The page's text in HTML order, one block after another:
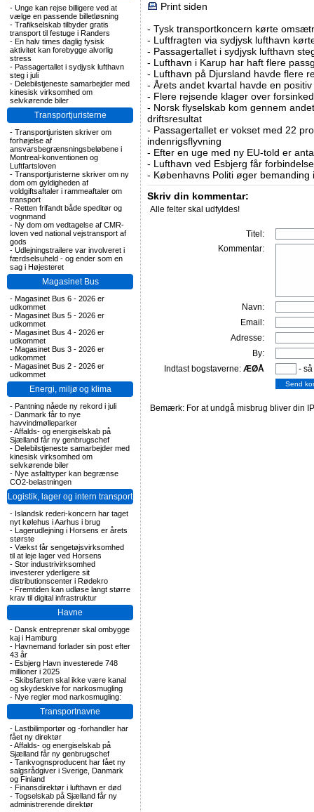
- Unge kan rejse billigere ved at
vælge en passende billetløsning
- Trafikselskab tilbyder gratis
transport til festuge i Randers
- En halv times daglig fysisk
aktivitet kan forebygge alvorlig
stress
- Passagertallet i sydjysk lufthavn
steg i juli
- Delebilstjeneste samarbejder med
kinesisk virksomhed om
selvkørende biler
Transportjuristerne
- Transportjuristen skriver om
forhøjelse af
ansvarsbegrænsningsbeløbene i
Montreal-konventionen og
Luftfartsloven
- Transportjuristerne skriver om ny
dom om gyldigheden af
voldgiftsaftaler i rammeaftaler om
transport
- Retten frifandt både speditør og
vognmand
- Ny dom om vedtagelse af CMR-
loven ved national vejstransport af
gods
- Udlejningstrailere var involveret i
færdselsuheld - og ender som en
sag i Højesteret
Magasinet Bus
- Magasinet Bus 6 - 2026 er
udkommet
- Magasinet Bus 5 - 2026 er
udkommet
- Magasinet Bus 4 - 2026 er
udkommet
- Magasinet Bus 3 - 2026 er
udkommet
- Magasinet Bus 2 - 2026 er
udkommet
Energi, miljø og klima
- Pantning nåede ny rekord i juli
- Danmark får to nye
havvindmølleparker
-Affalds- og energiselskab på
Sjælland får ny genbrugschef
- Delebilstjeneste samarbejder med
kinesisk virksomhed om
selvkørende biler
- Nye asfalttyper kan begrænse
CO2-belastningen
Logistik, lager og intern transport
- Islandsk rederi-koncern har taget
nyt kølehus i Aarhus i brug
- Lagerudlejning i Horsens er årets
største
- Vækst får sengetøjsvirksomhed
til at leje lager ved Horsens
- Stor industrivirksomhed
investerer yderligere sit
distributionscenter i Rødekro
- Fremtiden kan udløse langt større
krav til digital infrastruktur
Havne
- Dansk entreprenør skal ombygge
kaj i Hamburg
- Havnemand forlader sin post efter
43 år
- Esbjerg Havn investerede 748
millioner i 2025
- Skibsfarten skal ikke være kanal
og skydeskive for narkosmugling
- Nye regler mod narkosmugling:
Transportnavne
- Lastbilimportør og -forhandler har
fået ny direktør
-Affalds- og energiselskab på
Sjælland får ny genbrugschef
- Tankvognsproducent har fået ny
salgsrådgiver i Sverige, Danmark
og Finland
- Finansdirektør i lufthavn er død
- Togselskab på Sjælland får ny
administrerende direktør
Print siden
- Tysk transportkoncern kørte
- Luftfragten via sydjysk lufthavn
- Passagertallet i sydjysk lufthavn
- Lufthavn i Karup har haft flere
- Lufthavn på Djursland havde flere
- Årets andet kvartal havde en
- Flere rejsende klager over
- Norsk flyselskab kom gennem
driftsresultat
- Passagertallet er vokset med 22
indenrigsflyvning
- Efter en uge med ny EU-told er
- Lufthavn ved Esbjerg får
- Københavns Politi øger bemanding
Skriv din kommentar:
Alle felter skal udfyldes!
Titel:
Kommentar:
Navn:
Email:
Adresse:
By:
Indtast bogstaverne: ÆØÅ -
Bemærk: For at undgå misbrug bliver din